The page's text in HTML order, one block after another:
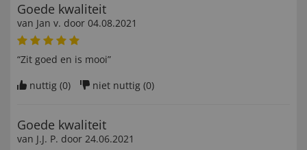
Goede kwaliteit
van Jan v. door 04.08.2021
“Zit goed en is mooi”
nuttig (0) niet nuttig (0)
Goede kwaliteit
van J.J. P. door 24.06.2021